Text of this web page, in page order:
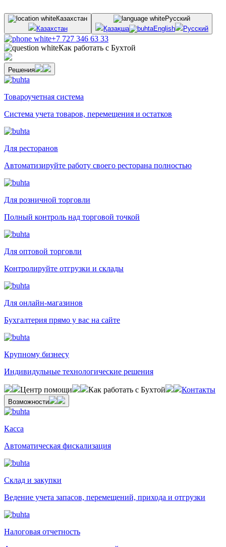
Казахстан
Казахстан
Русский
Қазақша
English Русский
+7 727 346 63 33
Как работать с Бухтой
Решения
Товароучетная система
Система учета товаров, перемещения и остатков
Для ресторанов
Автоматизируйте работу своего ресторана полностью
Для розничной торговли
Полный контроль над торговой точкой
Для оптовой торговли
Контролируйте отгрузки и склады
Для онлайн-магазинов
Бухгалтерия прямо у вас на сайте
Крупному бизнесу
Индивидульные технологические решения
Центр помощи Как работать с Бухтой Контакты
Возможности
Касса
Автоматическая фискализация
Склад и закупки
Ведение учета запасов, перемещений, прихода и отгрузки
Налоговая отчетность